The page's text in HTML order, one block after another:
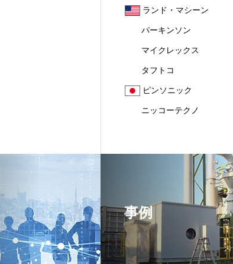
ランド・マシーン
パーキンソン
マイクレックス
タフトコ
ピンソニック
ニッコーテクノ
事例